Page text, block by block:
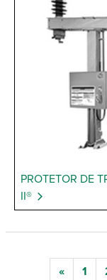
PROTETOR DE
II®
« 1